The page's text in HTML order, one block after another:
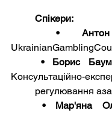
Спікери:
• Антон
• Борис Баум
Консультаційно-
• Мар'яна